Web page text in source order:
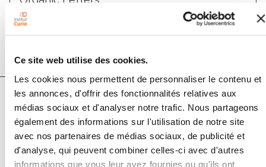
Ce site web utilise des cookies.
Les cookies nous permettent de personnaliser le contenu et
les annonces, d'offrir des fonctionnalités relatives aux
médias sociaux et d'analyser notre trafic. Nous partageons
également des informations sur l'utilisation de notre site
avec nos partenaires de médias sociaux, de publicité et
d'analyse, qui peuvent combiner celles-ci avec d'autres
informations que vous leur avez fournies ou qu'ils ont
DOI : 10.1021/acs.orglett.6b02235
Auteurs
Xavier Bantreil, Aurélie Bourderioux, Pierre Mateo,